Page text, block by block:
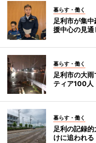
暮らす・働く
足利市が集
援中心の見通
暮らす・働く
足利市の大
ティア100人
暮らす・働く
足利の記録
けに追われる